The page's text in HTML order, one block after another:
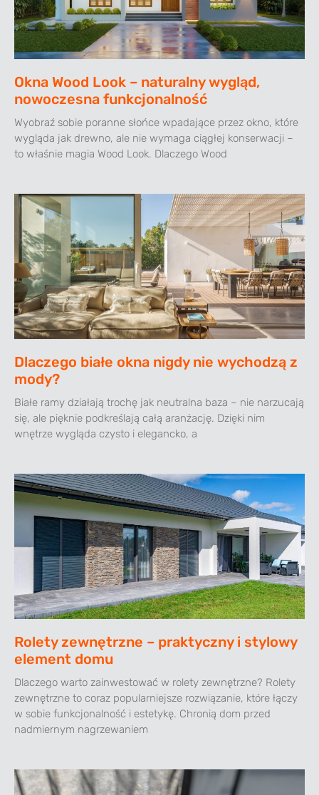
Okna Wood Look – naturalny wygląd,
nowoczesna funkcjonalność
Wyobraź sobie poranne słońce wpadające przez okno, które
wygląda jak drewno, ale nie wymaga ciągłej konserwacji –
to właśnie magia Wood Look. Dlaczego Wood
Dlaczego białe okna nigdy nie wychodzą z
mody?
Białe ramy działają trochę jak neutralna baza – nie narzucają
się, ale pięknie podkreślają całą aranżację. Dzięki nim
wnętrze wygląda czysto i elegancko, a
Rolety zewnętrzne – praktyczny i stylowy
element domu
Dlaczego warto zainwestować w rolety zewnętrzne? Rolety
zewnętrzne to coraz popularniejsze rozwiązanie, które łączy
w sobie funkcjonalność i estetykę. Chronią dom przed
nadmiernym nagrzewaniem